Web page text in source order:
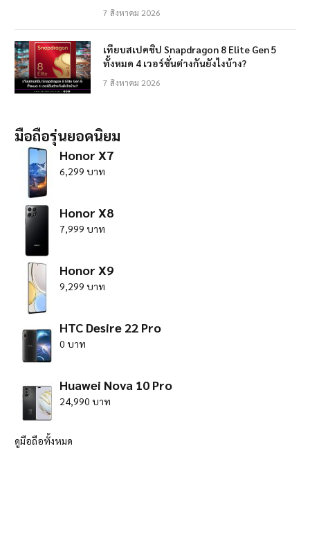
7 สิงหาคม 2026
เทียบสเปคชิป Snapdragon 8 Elite Gen 5
ทั้งหมด 4 เวอร์ชั่นต่างกันยังไงบ้าง?
7 สิงหาคม 2026
มือถือรุ่นยอดนิยม
Honor X7
6,299 บาท
Honor X8
7,999 บาท
Honor X9
9,299 บาท
HTC Desire 22 Pro
0 บาท
Huawei Nova 10 Pro
24,990 บาท
ดูมือถือทั้งหมด